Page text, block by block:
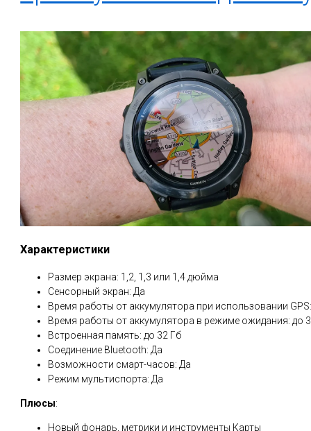
Характеристики
Размер экрана: 1,2, 1,3 или 1,4 дюйма
Сенсорный экран: Да
Время работы от аккумулятора при использовании
Время работы от аккумулятора в режиме ожидания: до
Встроенная память: до 32 Гб
Соединение Bluetooth: Да
Возможности смарт-часов: Да
Режим мультиспорта: Да
Плюсы:
Новый фонарь, метрики и инструменты Карты